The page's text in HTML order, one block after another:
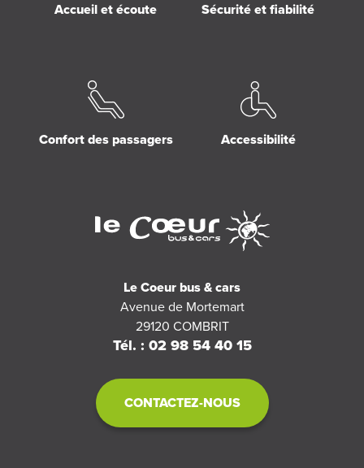
Accueil et écoute Sécurité et fiabilité
Confort des passagers Accessibilité
Le Coeur bus & cars
Avenue de Mortemart
29120 COMBRIT
Tél. : 02 98 54 40 15
CONTACTEZ-NOUS